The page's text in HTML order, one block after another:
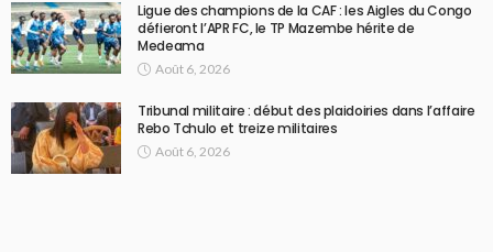
Ligue des champions de la CAF : les Aigles du Congo
défieront l’APR FC, le TP Mazembe hérite de
Medeama
Août 6, 2026
Tribunal militaire : début des plaidoiries dans l’affaire
Rebo Tchulo et treize militaires
Août 6, 2026